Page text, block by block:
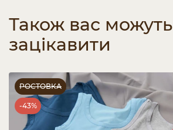
Також вас можуть
зацікавити
РОСТОВКА
-43%